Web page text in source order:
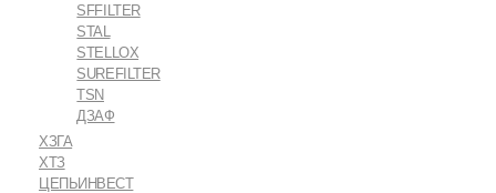
SFFILTER
STAL
STELLOX
SUREFILTER
TSN
ДЗАФ
ХЗГА
ХТЗ
ЦЕПЬИНВЕСТ